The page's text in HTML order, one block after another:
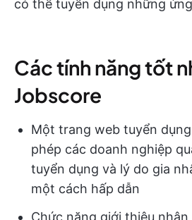
có thể tuyển dụng những
Các tính năng tốt
Jobscore
Một trang web tuyển
phép các doanh nghiệp
tuyển dụng và lý do gia
một cách hấp dẫn